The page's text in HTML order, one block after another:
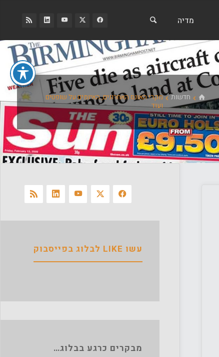
מדיה
ביתחדשות
מקרי האונס האחרונים, האיומים על שופטים
ועוד
עשו LIKE לבלוג בפייסבוק
מבקרים כרגע בבלוג…